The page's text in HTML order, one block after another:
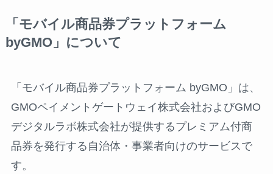
「モバイル商品券プラットフォーム
byGMO」について
「モバイル商品券プラットフォーム byGMO」は、
GMOペイメントゲートウェイ株式会社およびGMO
デジタルラボ株式会社が提供するプレミアム付商
品券を発行する自治体・事業者向けのサービスで
す。